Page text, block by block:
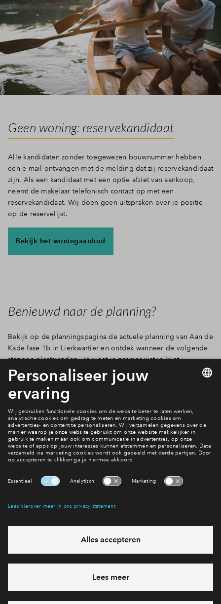
Geen woning: reservekandidaat
Alle kandidaten zonder toegewezen bouwnummer hebben
een e-mail ontvangen met de melding dat zij reservekandidaat
zijn. Als een kandidaat met een optie afziet van aankoop,
neemt de makelaar telefonisch contact op met een
reservekandidaat. Wij doen geen uitspraken over je positie
op de reservelijst.
Bekijk het woningaanbod
Benieuwd naar de planning?
Bekijk op de planningspagina de actuele planning van Aan de
Kade fase 1b in Lierkwartier en ontdek wanneer de volgende
stappen plaatsvinden. Zo weet je precies wat je kunt
verwachten!
Bekijk de planning
Iets vragen?
Wij helpen je graag!
eventuele projecten
Ja, ik wil mij aanmelden
Heb je een vraag en wil je direct antwoord? Bel ons op088
712 21 29